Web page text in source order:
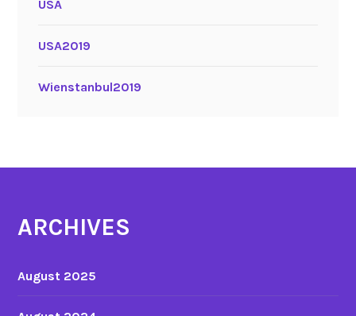
USA
USA2019
Wienstanbul2019
ARCHIVES
August 2025